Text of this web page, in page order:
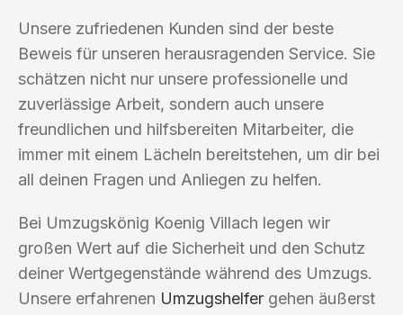
Unsere zufriedenen Kunden sind der beste
Beweis für unseren herausragenden Service. Sie
schätzen nicht nur unsere professionelle und
zuverlässige Arbeit, sondern auch unsere
freundlichen und hilfsbereiten Mitarbeiter, die
immer mit einem Lächeln bereitstehen, um dir bei
all deinen Fragen und Anliegen zu helfen.
Bei Umzugskönig Koenig Villach legen wir
großen Wert auf die Sicherheit und den Schutz
deiner Wertgegenstände während des Umzugs.
Unsere erfahrenen Umzugshelfer gehen äußerst